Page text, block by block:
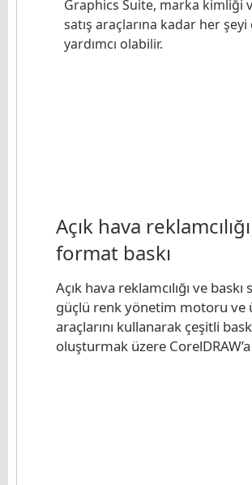
Graphics Suite, marka kimliği
satış araçlarına kadar her
yardımcı olabilir.
Açık hava
format baskı
Açık hava reklamcılığı ve
güçlü renk yönetim motoru ve
araçlarını kullanarak çeşitli
oluşturmak üzere